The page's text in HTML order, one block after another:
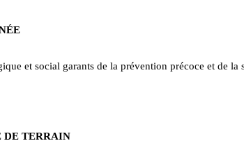
et social garants de la prévention précoce et de
DE TERRAIN